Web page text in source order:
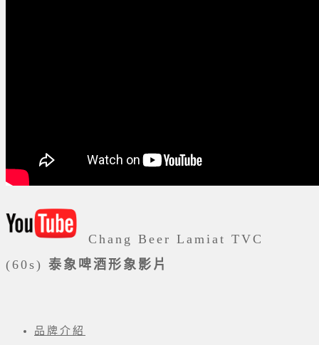
Chang Beer Lamiat TVC
(60s) 泰象 啤酒形象影片
品牌介紹